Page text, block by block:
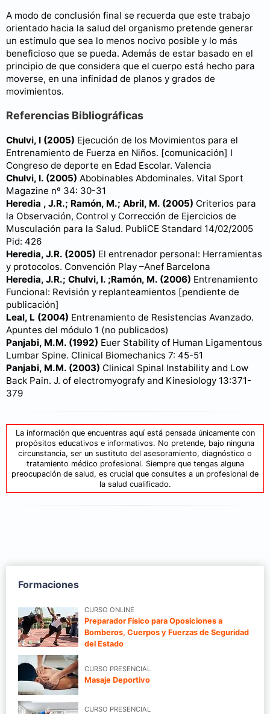
A modo de conclusión final se recuerda que este trabajo
orientado hacia la salud del organismo pretende generar
un estímulo que sea lo menos nocivo posible y lo más
beneficioso que se pueda. Además de estar basado en el
principio de que considera que el cuerpo está hecho para
moverse, en una infinidad de planos y grados de
movimientos.
Referencias Bibliográficas
Chulvi, I (2005) Ejecución de los Movimientos para el
Entrenamiento de Fuerza en Niños. [comunicación] I
Congreso de deporte en Edad Escolar. Valencia
Chulvi, I. (2005) Abobinables Abdominales. Vital Sport
Magazine nº 34: 30-31
Heredia , J.R.; Ramón, M.; Abril, M. (2005) Criterios para
la Observación, Control y Corrección de Ejercicios de
Musculación para la Salud. PubliCE Standard 14/02/2005
Pid: 426
Heredia, J.R. (2005) El entrenador personal: Herramientas
y protocolos. Convención Play –Anef Barcelona
Heredia, J.R.; Chulvi, I. ;Ramón, M. (2006) Entrenamiento
Funcional: Revisión y replanteamientos [pendiente de
publicación]
Leal, L (2004) Entrenamiento de Resistencias Avanzado.
Apuntes del módulo 1 (no publicados)
Panjabi, M.M. (1992) Euer Stability of Human Ligamentous
Lumbar Spine. Clinical Biomechanics 7: 45-51
Panjabi, M.M. (2003) Clinical Spinal Instability and Low
Back Pain. J. of electromyografy and Kinesiology 13:371-
379
La información que encuentras aquí está pensada únicamente con
propósitos educativos e informativos. No pretende, bajo ninguna
circunstancia, ser un sustituto del asesoramiento, diagnóstico o
tratamiento médico profesional. Siempre que tengas alguna
preocupación de salud, es crucial que consultes a un profesional de
la salud cualificado.
Formaciones
CURSO ONLINE
Preparador Físico para Oposiciones a
Bomberos, Cuerpos y Fuerzas de Seguridad
del Estado
CURSO PRESENCIAL
Masaje Deportivo
CURSO PRESENCIAL